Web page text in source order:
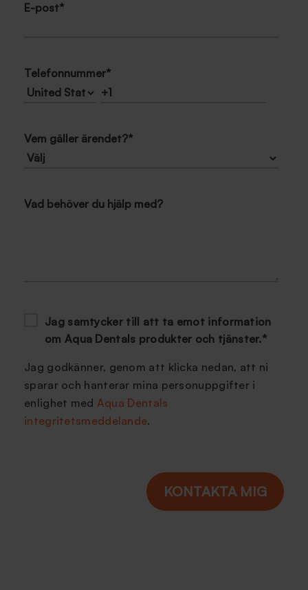
E-post*
Telefonnummer*
Vem gäller ärendet?*
Vad behöver du hjälp med?
Jag samtycker till att ta emot information
om Aqua Dentals produkter och tjänster.*
Jag godkänner, genom att klicka nedan, att ni
sparar och hanterar mina personuppgifter i
enlighet med Aqua Dentals
integritetsmeddelande.